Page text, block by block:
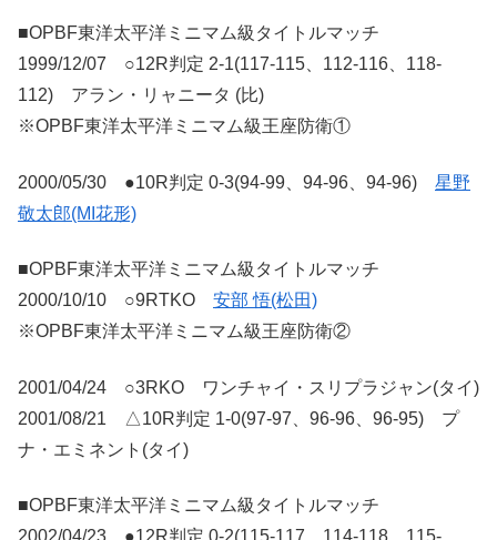
■OPBF東洋太平洋ミニマム級タイトルマッチ
1999/12/07 ○12R判定 2-1(117-115、112-116、118-
112) アラン・リャニータ (比)
※OPBF東洋太平洋ミニマム級王座防衛①
2000/05/30 ●10R判定 0-3(94-99、94-96、94-96) 星野
敬太郎(MI花形)
■OPBF東洋太平洋ミニマム級タイトルマッチ
2000/10/10 ○9RTKO 安部 悟(松田)
※OPBF東洋太平洋ミニマム級王座防衛②
2001/04/24 ○3RKO ワンチャイ・スリプラジャン(タイ)
2001/08/21 △10R判定 1-0(97-97、96-96、96-95) プ
ナ・エミネント(タイ)
■OPBF東洋太平洋ミニマム級タイトルマッチ
2002/04/23 ●12R判定 0-2(115-117、114-118、115-